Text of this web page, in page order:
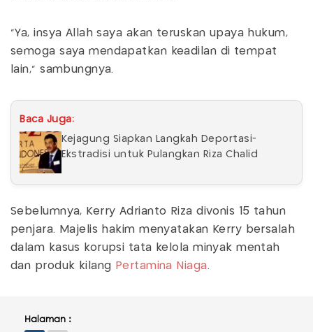
“Ya, insya Allah saya akan teruskan upaya hukum,
semoga saya mendapatkan keadilan di tempat
lain,” sambungnya.
Baca Juga:
Kejagung Siapkan Langkah Deportasi-
Ekstradisi untuk Pulangkan Riza Chalid
Sebelumnya, Kerry Adrianto Riza divonis 15 tahun
penjara. Majelis hakim menyatakan Kerry bersalah
dalam kasus korupsi tata kelola minyak mentah
dan produk kilang Pertamina Niaga .
Halaman :